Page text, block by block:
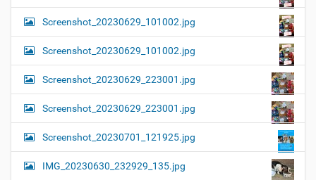
Screenshot_20230629_101002.jpg
Screenshot_20230629_101002.jpg
Screenshot_20230629_223001.jpg
Screenshot_20230629_223001.jpg
Screenshot_20230701_121925.jpg
IMG_20230630_232929_135.jpg